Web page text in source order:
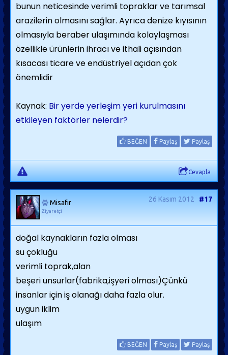
bunun neticesinde verimli topraklar ve tarımsal
arazilerin olmasını sağlar. Ayrıca denize kıyısının
olmasıyla beraber ulaşımında kolaylaşması
özellikle ürünlerin ihracı ve ithali açısından
kısacası ticare ve endüstriyel açıdan çok
önemlidir
Kaynak: Bir yerde yerleşim yeri kurulmasını
etkileyen faktörler nelerdir?
BEĞEN Paylaş Paylaş
Cevapla
Misafir
Ziyaretçi
26 Kasım 2012 #17
doğal kaynakların fazla olması
su çokluğu
verimli toprak,alan
beşeri unsurlar(fabrika,işyeri olması)Çünkü
insanlar için iş olanağı daha fazla olur.
uygun iklim
ulaşım
BEĞEN Paylaş Paylaş